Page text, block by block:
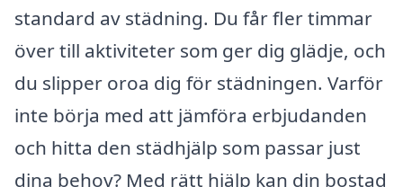
standard av städning. Du får fler timmar
över till aktiviteter som ger dig glädje, och
du slipper oroa dig för städningen. Varför
inte börja med att jämföra erbjudanden
och hitta den städhjälp som passar just
dina behov? Med rätt hjälp kan din bostad